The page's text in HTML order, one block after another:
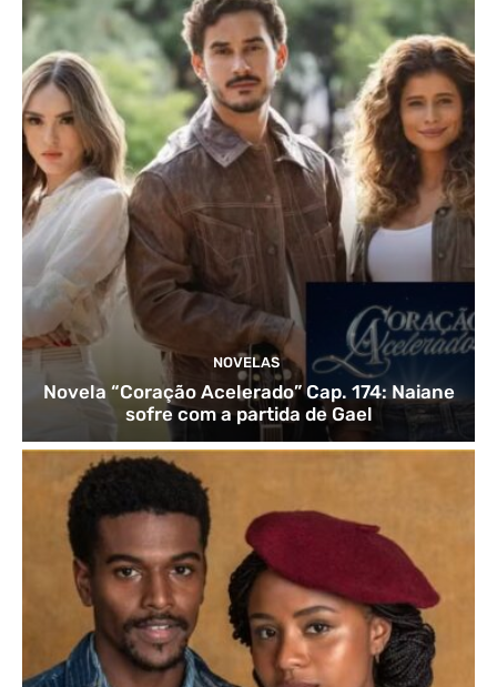
NOVELAS
Novela “Coração Acelerado” Cap. 174: Naiane
sofre com a partida de Gael